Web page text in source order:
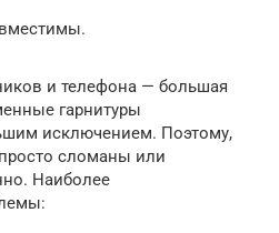
и телефона — большая
гарнитуры
исключением. Поэтому,
сломаны или
Наиболее